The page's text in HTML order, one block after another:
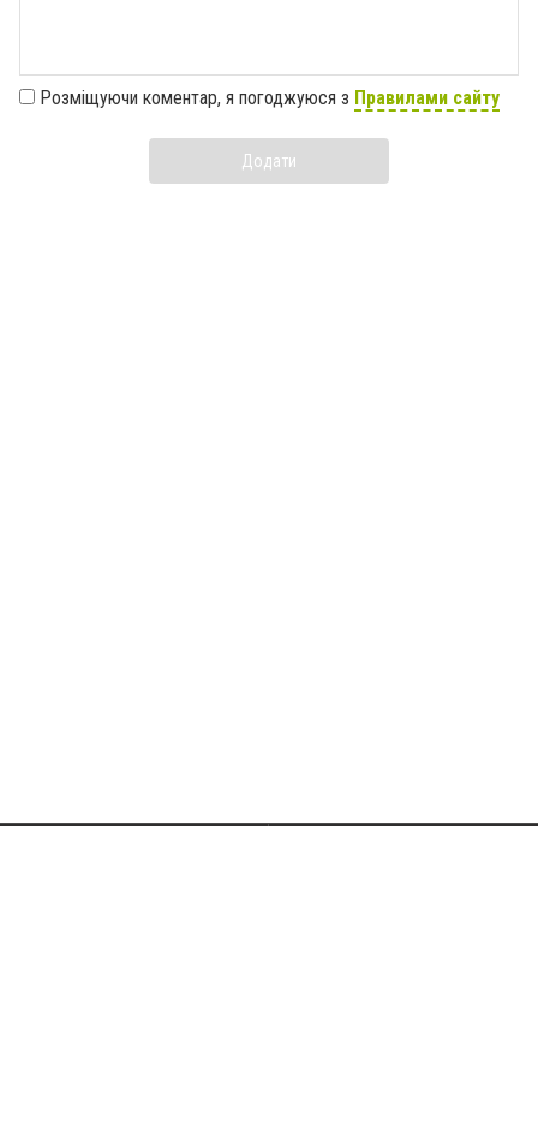
Розміщуючи коментар, я погоджуюся з Правилами сайту
Додати